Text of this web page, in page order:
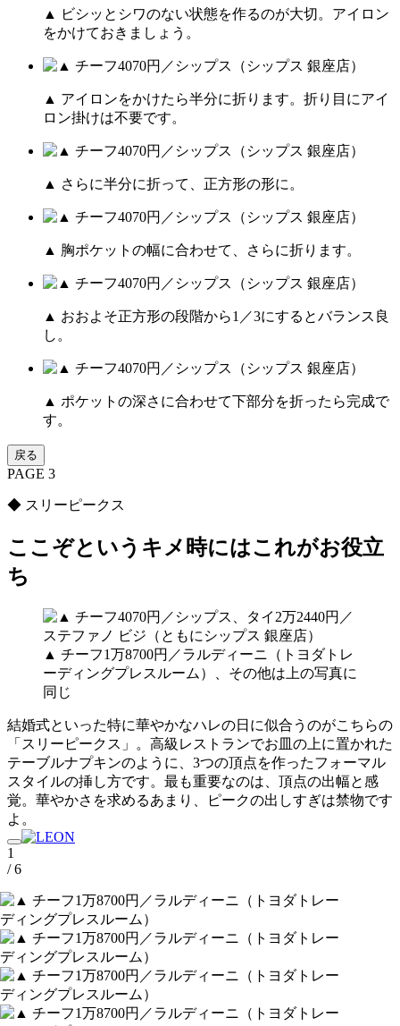
▲ ビシッとシワのない状態を作るのが大切。アイロン
をかけておきましょう。
▲ アイロンをかけたら半分に折ります。折り目にアイ
ロン掛けは不要です。
▲ さらに半分に折って、正方形の形に。
▲ 胸ポケットの幅に合わせて、さらに折ります。
▲ おおよそ正方形の段階から1／3にするとバランス良
し。
▲ ポケットの深さに合わせて下部分を折ったら完成で
す。
戻る
PAGE 3
◆ スリーピークス
ここぞというキメ時にはこれがお役立
ち
▲ チーフ1万8700円／ラルディーニ（トヨダトレ
ーディングプレスルーム）、その他は上の写真に
同じ
結婚式といった特に華やかなハレの日に似合うのがこちらの
「スリーピークス」。高級レストランでお皿の上に置かれた
テーブルナプキンのように、3つの頂点を作ったフォーマル
スタイルの挿し方です。最も重要なのは、頂点の出幅と感
覚。華やかさを求めるあまり、ピークの出しすぎは禁物です
よ。
1
/ 6